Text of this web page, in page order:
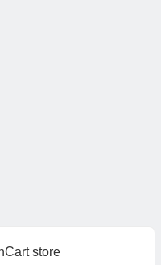
store